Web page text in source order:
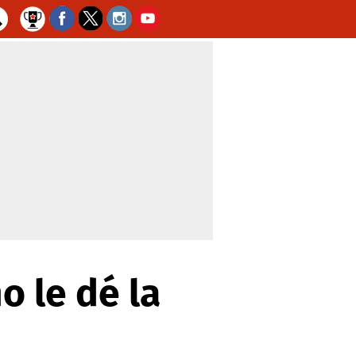
le dé la